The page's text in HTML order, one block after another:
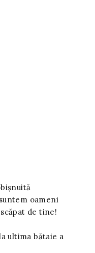
oameni
de tine!
ultima bătaie a